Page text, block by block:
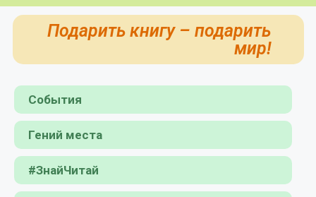
Подарить книгу – подарить
мир!
События
Гений места
#ЗнайЧитай